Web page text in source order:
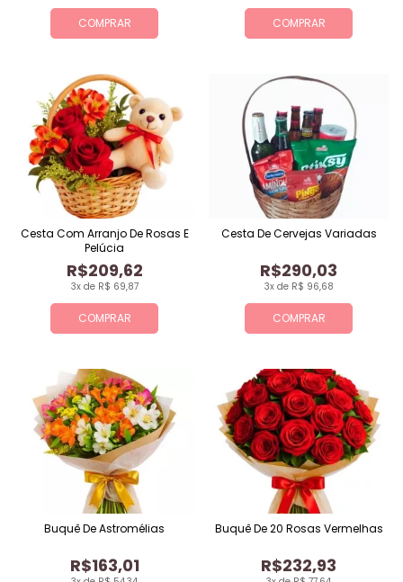
COMPRAR COMPRAR
COMPRAR
3x de R$ 69,87
R$209,62
Cesta Com Arranjo De Rosas E
Pelúcia
COMPRAR
3x de R$ 96,68
R$290,03
Cesta De Cervejas Variadas
R$163,01
Buquê De Astromélias
R$232,93
Buquê De 20 Rosas Vermelhas